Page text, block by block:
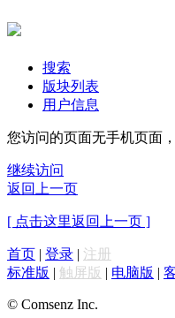
搜索
版块列表
用户信息
您访问的页面无手机页面
继续访问
返回上一页
[ 点击这里返回上一页 ]
首页 | 登录 | 注册
标准版 | 触屏版 | 电脑版 |
© Comsenz Inc.